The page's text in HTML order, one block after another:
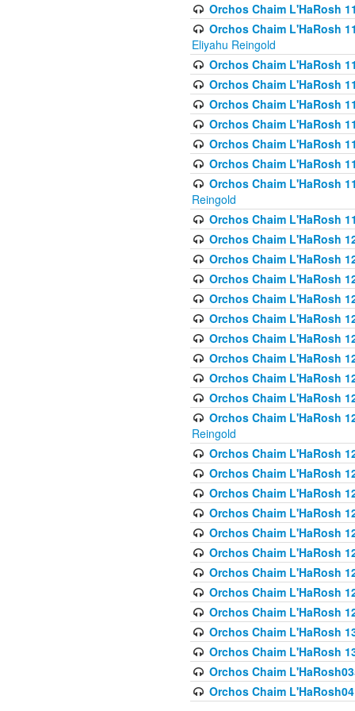
Orchos Chaim L'HaRosh
Orchos Chaim L'HaRosh
Eliyahu Reingold
Orchos Chaim L'HaRosh
Orchos Chaim L'HaRosh
Orchos Chaim L'HaRosh
Orchos Chaim L'HaRosh
Orchos Chaim L'HaRosh
Orchos Chaim L'HaRosh
Orchos Chaim L'HaRosh
Reingold
Orchos Chaim L'HaRosh
Orchos Chaim L'HaRosh
Orchos Chaim L'HaRosh
Orchos Chaim L'HaRosh
Orchos Chaim L'HaRosh
Orchos Chaim L'HaRosh
Orchos Chaim L'HaRosh
Orchos Chaim L'HaRosh
Orchos Chaim L'HaRosh
Orchos Chaim L'HaRosh
Orchos Chaim L'HaRosh
Reingold
Orchos Chaim L'HaRosh
Orchos Chaim L'HaRosh
Orchos Chaim L'HaRosh
Orchos Chaim L'HaRosh
Orchos Chaim L'HaRosh
Orchos Chaim L'HaRosh
Orchos Chaim L'HaRosh
Orchos Chaim L'HaRosh
Orchos Chaim L'HaRosh
Orchos Chaim L'HaRosh
Orchos Chaim L'HaRosh
Orchos Chaim
Orchos Chaim